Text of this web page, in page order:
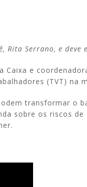
Rita Serrano, e
e
(TVT) na
transformar o
sobre os riscos